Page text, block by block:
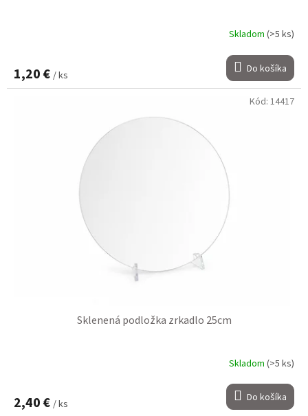
Skladom (>5 ks)
1,20 € / ks Do košíka
Sklenená podložka zrkadlo 25cm
Skladom (>5 ks)
2,40 € / ks Do košíka
Kód: 14417